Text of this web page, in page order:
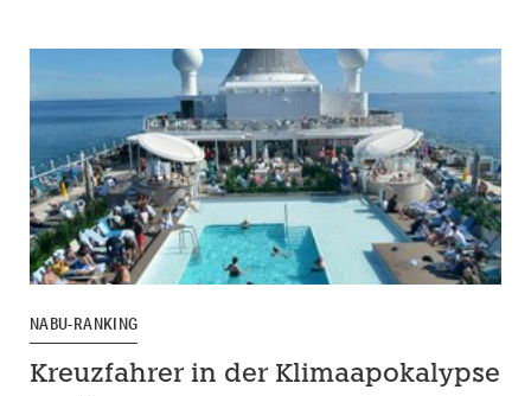
NABU-RANKING
Kreuzfahrer in der Klimaapokalypse